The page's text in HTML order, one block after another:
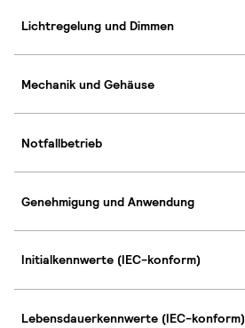
Lichtregelung und Dimmen
Mechanik und Gehäuse
Notfallbetrieb
Genehmigung und Anwendung
Initialkennwerte (IEC-konform)
Lebensdauerkennwerte (IEC-konform)